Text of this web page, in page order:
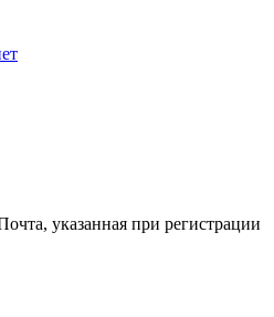
указанная при регистрации